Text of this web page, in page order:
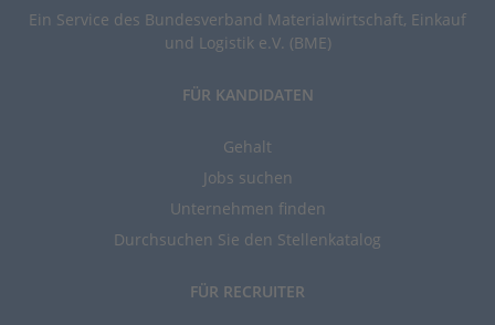
Ein Service des Bundesverband Materialwirtschaft, Einkauf
und Logistik e.V. (BME)
FÜR KANDIDATEN
Gehalt
Jobs suchen
Unternehmen finden
Durchsuchen Sie den Stellenkatalog
FÜR RECRUITER